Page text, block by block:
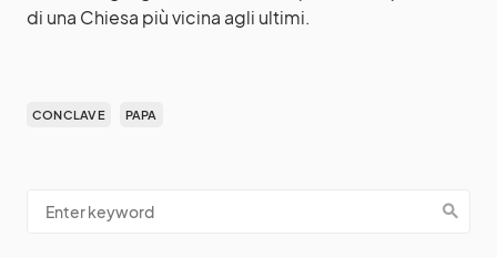
di una Chiesa più vicina agli ultimi.
CONCLAVE PAPA